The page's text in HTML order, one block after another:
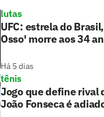
lutas
UFC: estrela do
Osso' morre aos 34
Há 5 dias
tênis
Jogo que define rival
João Fonseca é